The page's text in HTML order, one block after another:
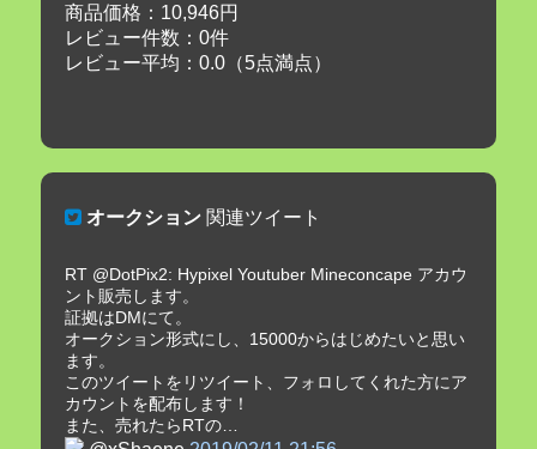
商品価格：10,946円
レビュー件数：0件
レビュー平均：0.0（5点満点）
オークション関連ツイート
RT @DotPix2: Hypixel Youtuber Mineconcape アカウ
ント販売します。
証拠はDMにて。
オークション形式にし、15000からはじめたいと思い
ます。
このツイートをリツイート、フォロしてくれた方にア
カウントを配布します！
また、売れたらRTの…